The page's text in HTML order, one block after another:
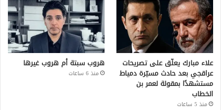
علاء مبارك يعلّق على تصريحات
عراقجي بعد حادث مسيّرة دمياط
مستشهدًا بمقولة لعمر بن
الخطاب
منذ 5 ساعات
هروب سبتة أم هروب غيرها
منذ 6 ساعات